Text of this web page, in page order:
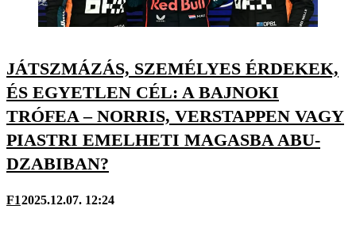
JÁTSZMÁZÁS, SZEMÉLYES ÉRDEKEK,
ÉS EGYETLEN CÉL: A BAJNOKI
TRÓFEA – NORRIS, VERSTAPPEN VAGY
PIASTRI EMELHETI MAGASBA ABU-
DZABIBAN?
F12025.12.07. 12:24